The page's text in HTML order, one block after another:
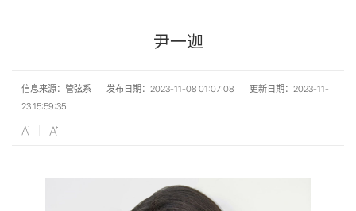
尹一迦
信息来源：管弦系 发布日期：2023-11-08 01:07:08
更新日期：2023-11-
23 15:59:35